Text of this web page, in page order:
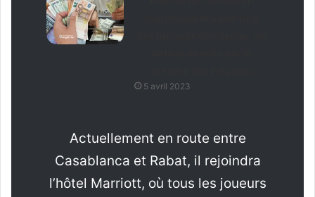
5 avril 2023
Actuellement en route entre
Casablanca et Rabat, il rejoindra
l’hôtel Marriott, où tous les joueurs